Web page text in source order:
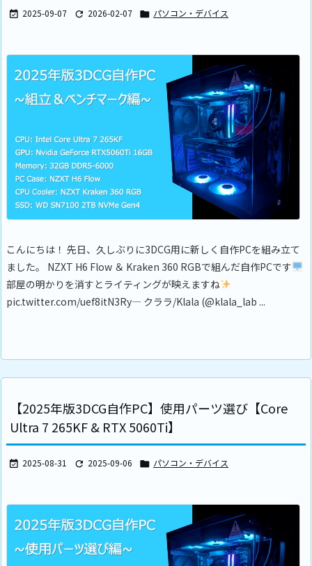
 2025-09-07  2026-02-07  パソコン・デバイス
こんにちは！ 先日、久しぶりに3DCG用に新しく自作PCを組み立て
ました。 NZXT H6 Flow ＆ Kraken 360 RGBで組んだ自作PCです
部屋の明かりを消すとライティングが映えますね
pic.twitter.com/uef8itN3Ry— クララ/Klala (@klala_lab ...
【2025年版3DCG自作PC】使用パーツ選び【Core
Ultra 7 265KF & RTX 5060Ti】
 2025-08-31  2025-09-06  パソコン・デバイス